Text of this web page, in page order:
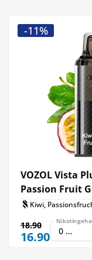
VOZOL Vista
Passion Fruit
Kiwi,
16.90
18.90
-11%